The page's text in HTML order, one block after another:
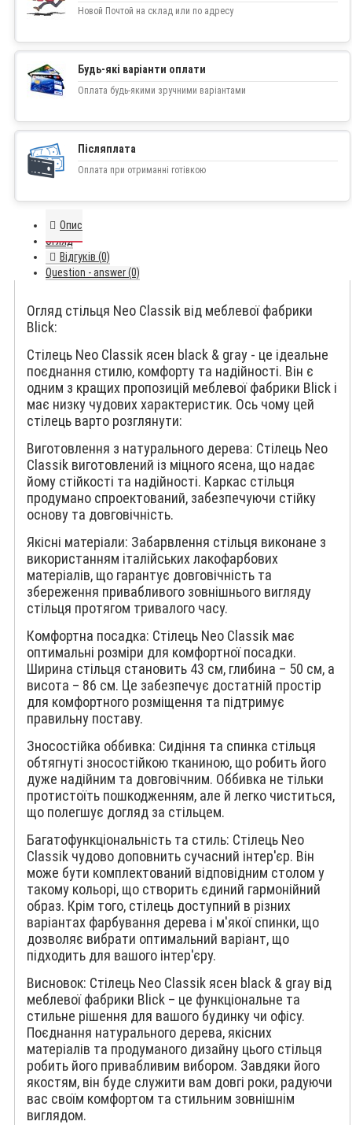
Новой Почтой на склад или по адресу
Будь-які варіанти оплати
Оплата будь-якими зручними варіантами
Післяплата
Оплата при отриманні готівкою
Опис
Огляд
Відгуків (0)
Question - answer (0)
Огляд стільця Neo Classik від меблевої фабрики
Blick:
Стілець Neo Classik ясен black & gray - це ідеальне
поєднання стилю, комфорту та надійності. Він є
одним з кращих пропозицій меблевої фабрики Blick і
має низку чудових характеристик. Ось чому цей
стілець варто розглянути:
Виготовлення з натурального дерева: Стілець Neo
Classik виготовлений із міцного ясена, що надає
йому стійкості та надійності. Каркас стільця
продумано спроектований, забезпечуючи стійку
основу та довговічність.
Якісні матеріали: Забарвлення стільця виконане з
використанням італійських лакофарбових
матеріалів, що гарантує довговічність та
збереження привабливого зовнішнього вигляду
стільця протягом тривалого часу.
Комфортна посадка: Стілець Neo Classik має
оптимальні розміри для комфортної посадки.
Ширина стільця становить 43 см, глибина – 50 см, а
висота – 86 см. Це забезпечує достатній простір
для комфортного розміщення та підтримує
правильну поставу.
Зносостійка оббивка: Сидіння та спинка стільця
обтягнуті зносостійкою тканиною, що робить його
дуже надійним та довговічним. Оббивка не тільки
протистоїть пошкодженням, але й легко чиститься,
що полегшує догляд за стільцем.
Багатофункціональність та стиль: Стілець Neo
Classik чудово доповнить сучасний інтер'єр. Він
може бути комплектований відповідним столом у
такому кольорі, що створить єдиний гармонійний
образ. Крім того, стілець доступний в різних
варіантах фарбування дерева і м'якої спинки, що
дозволяє вибрати оптимальний варіант, що
підходить для вашого інтер'єру.
Висновок: Стілець Neo Classik ясен black & gray від
меблевої фабрики Blick – це функціональне та
стильне рішення для вашого будинку чи офісу.
Поєднання натурального дерева, якісних
матеріалів та продуманого дизайну цього стільця
робить його привабливим вибором. Завдяки його
якостям, він буде служити вам довгі роки, радуючи
вас своїм комфортом та стильним зовнішнім
виглядом.